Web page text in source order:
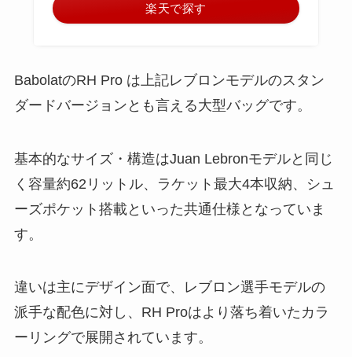
楽天で探す
BabolatのRH Pro は上記レブロンモデルのスタン
ダードバージョンとも言える大型バッグです。
基本的なサイズ・構造はJuan Lebronモデルと同じ
く容量約62リットル、ラケット最大4本収納、シュ
ーズポケット搭載といった共通仕様となっていま
す。
違いは主にデザイン面で、レブロン選手モデルの
派手な配色に対し、RH Proはより落ち着いたカラ
ーリングで展開されています。